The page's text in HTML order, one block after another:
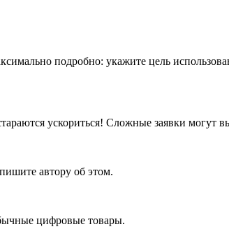
подробно: укажите цель
ускориться! Сложные заявки
автору об этом.
цифровые товары.